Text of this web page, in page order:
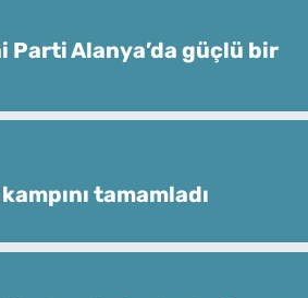
Parti Alanya’da güçlü bir
tamamladı